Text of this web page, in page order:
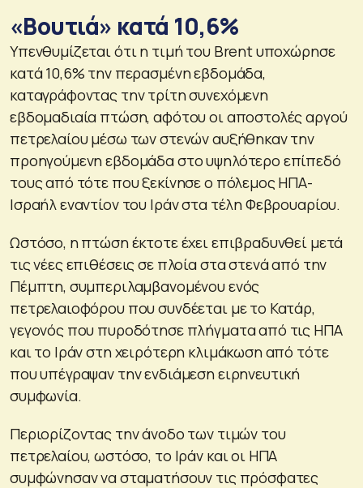
«Βουτιά» κατά 10,6%
Υπενθυμίζεται ότι η τιμή του Brent υποχώρησε
κατά 10,6% την περασμένη εβδομάδα,
καταγράφοντας την τρίτη συνεχόμενη
εβδομαδιαία πτώση, αφότου οι αποστολές αργού
πετρελαίου μέσω των στενών αυξήθηκαν την
προηγούμενη εβδομάδα στο υψηλότερο επίπεδό
τους από τότε που ξεκίνησε ο πόλεμος ΗΠΑ-
Ισραήλ εναντίον του Ιράν στα τέλη Φεβρουαρίου.
Ωστόσο, η πτώση έκτοτε έχει επιβραδυνθεί μετά
τις νέες επιθέσεις σε πλοία στα στενά από την
Πέμπτη, συμπεριλαμβανομένου ενός
πετρελαιοφόρου που συνδέεται με το Κατάρ,
γεγονός που πυροδότησε πλήγματα από τις ΗΠΑ
και το Ιράν στη χειρότερη κλιμάκωση από τότε
που υπέγραψαν την ενδιάμεση ειρηνευτική
συμφωνία.
Περιορίζοντας την άνοδο των τιμών του
πετρελαίου, ωστόσο, το Ιράν και οι ΗΠΑ
συμφώνησαν να σταματήσουν τις πρόσφατες